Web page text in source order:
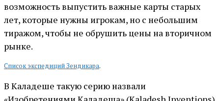
возможность выпустить важные карты старых
лет, которые нужны игрокам, но с небольшим
тиражом, чтобы не обрушить цены на вторичном
рынке.
Список экспедиций Зендикара.
В Каладеше такую серию назвали